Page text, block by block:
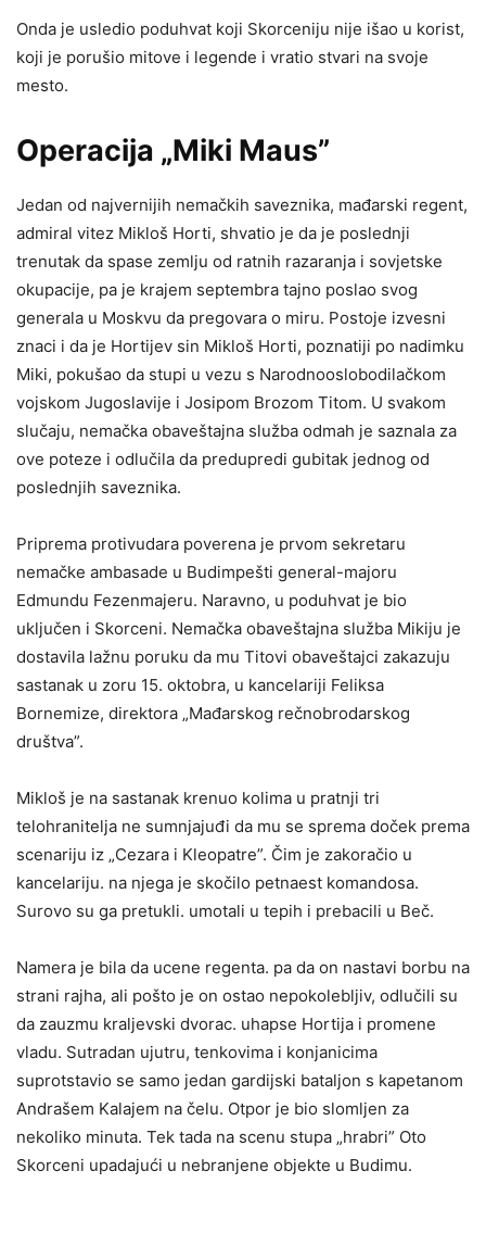
Onda je usledio poduhvat koji Skorceniju nije išao u korist,
koji je porušio mitove i legende i vratio stvari na svoje
mesto.
Operacija „Miki Maus”
Jedan od najvernijih nemačkih saveznika, mađarski regent,
admiral vitez Mikloš Horti, shvatio je da je poslednji
trenutak da spase zemlju od ratnih razaranja i sovjetske
okupacije, pa je krajem septembra tajno poslao svog
generala u Moskvu da pregovara o miru. Postoje izvesni
znaci i da je Hortijev sin Mikloš Horti, poznatiji po nadimku
Miki, pokušao da stupi u vezu s Narodnooslobodilačkom
vojskom Jugoslavije i Josipom Brozom Titom. U svakom
slučaju, nemačka obaveštajna služba odmah je saznala za
ove poteze i odlučila da predupredi gubitak jednog od
poslednjih saveznika.
Priprema protivudara poverena je prvom sekretaru
nemačke ambasade u Budimpešti general-majoru
Edmundu Fezenmajeru. Naravno, u poduhvat je bio
uključen i Skorceni. Nemačka obaveštajna služba Mikiju je
dostavila lažnu poruku da mu Titovi obaveštajci zakazuju
sastanak u zoru 15. oktobra, u kancelariji Feliksa
Bornemize, direktora „Mađarskog rečnobrodarskog
društva”.
Mikloš je na sastanak krenuo kolima u pratnji tri
telohranitelja ne sumnjajuđi da mu se sprema doček prema
scenariju iz „Cezara i Kleopatre”. Čim je zakoračio u
kancelariju. na njega je skočilo petnaest komandosa.
Surovo su ga pretukli. umotali u tepih i prebacili u Beč.
Namera je bila da ucene regenta. pa da on nastavi borbu na
strani rajha, ali pošto je on ostao nepokolebljiv, odlučili su
da zauzmu kraljevski dvorac. uhapse Hortija i promene
vladu. Sutradan ujutru, tenkovima i konjanicima
suprotstavio se samo jedan gardijski bataljon s kapetanom
Andrašem Kalajem na čelu. Otpor je bio slomljen za
nekoliko minuta. Tek tada na scenu stupa „hrabri” Oto
Skorceni upadajući u nebranjene objekte u Budimu.